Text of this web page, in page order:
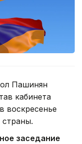
Пашинян
кабинета
воскресенье
страны.
заседание